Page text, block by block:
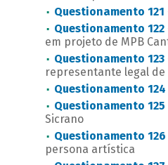
Questionamento 121
Questionamento 122
em projeto de MPB
Questionamento 123
representante legal de
Questionamento 124
Questionamento 125
Sicrano
Questionamento 126
persona artística